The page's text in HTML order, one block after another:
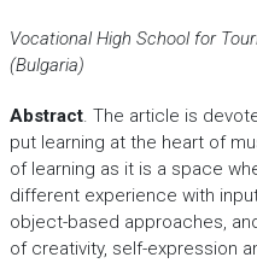
Vocational High School for
(Bulgaria)
Abstract. The article is
put learning at the heart of
of learning as it is a space
different experience with
object-based approaches,
of creativity, self-expression